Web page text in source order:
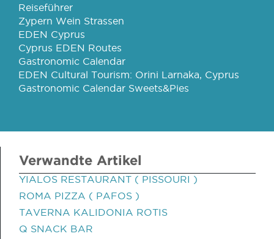
Reiseführer
Zypern Wein Strassen
EDEN Cyprus
Cyprus EDEN Routes
Gastronomic Calendar
EDEN Cultural Tourism: Orini Larnaka, Cyprus
Gastronomic Calendar Sweets&Pies
Verwandte Artikel
YIALOS RESTAURANT ( PISSOURI )
ROMA PIZZA ( PAFOS )
TAVERNA KALIDONIA ROTIS
Q SNACK BAR